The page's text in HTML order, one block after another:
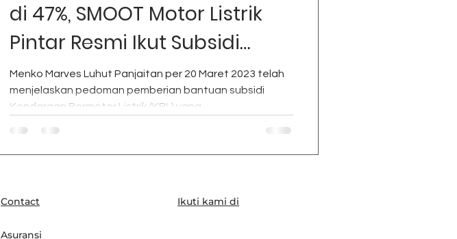
di 47%, SMOOT Motor Listrik
Pintar Resmi Ikut Subsidi
Motor Listrik!
Menko Marves Luhut Panjaitan per 20 Maret 2023 telah
menjelaskan pedoman pemberian bantuan subsidi
Kendaraan Bermotor Listrik (KBL) yang...
Contact
Asuransi
Ikuti kami di